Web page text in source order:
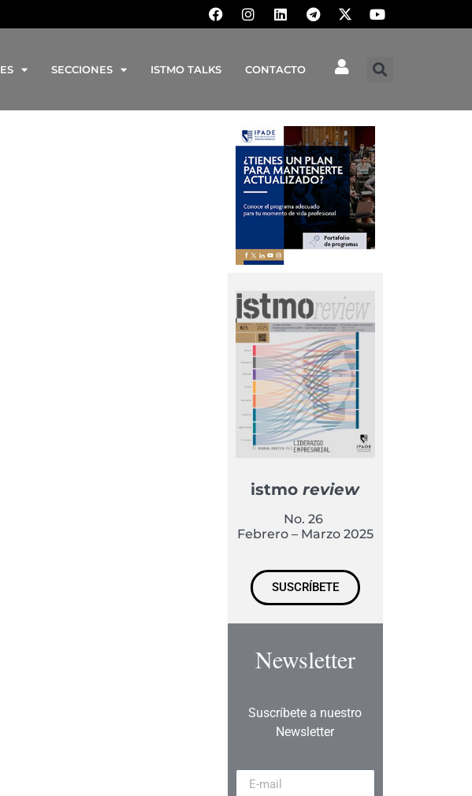
SECCIONES ISTMO TALKS CONTACTO
istmoreview
No. 26
Febrero – Marzo 2025
SUSCRÍBETE
Newsletter
Suscríbete a nuestro
Newsletter